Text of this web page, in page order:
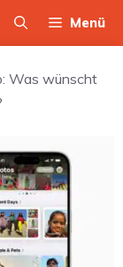
Menü
Was wünscht